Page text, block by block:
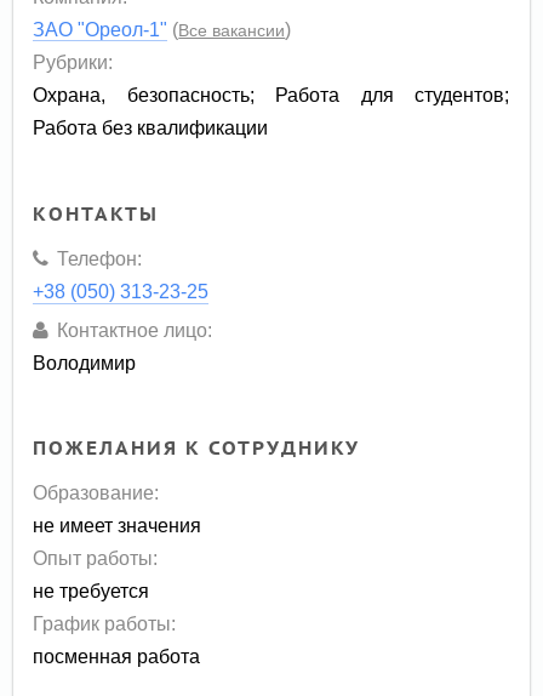
ЗАО "Ореол-1" (Все вакансии)
Рубрики:
Охрана, безопасность; Работа для студентов;
Работа без квалификации
КОНТАКТЫ
Телефон:
+38 (050) 313-23-25
Контактное лицо:
Володимир
ПОЖЕЛАНИЯ К СОТРУДНИКУ
Образование:
не имеет значения
Опыт работы:
не требуется
График работы:
посменная работа